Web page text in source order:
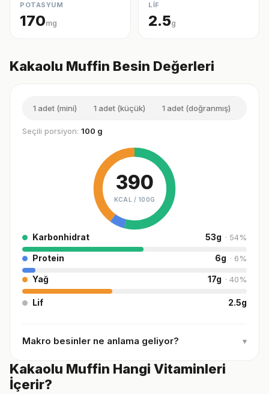
POTASYUM
170mg
LİF
2.5g
Kakaolu Muffin Besin Değerleri
1 adet (mini) 1 adet (küçük) 1 adet (doğranmış)
Seçili porsiyon: 100 g
390
KCAL / 100G
Karbonhidrat 53g · 54%
Protein 6g · 6%
Yağ 17g · 40%
Lif 2.5g
Makro besinler ne anlama geliyor? ▾
Kakaolu Muffin Hangi Vitaminleri
İçerir?